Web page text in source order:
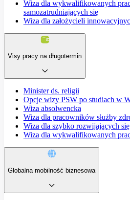
Wiza dla wykwalifikowanych
samozatrudniających się
Wiza dla założycieli
Visy pracy na długotermin
Minister ds. religii
Opcje wizy PSW po studiach w
Wiza absolwencka
Wiza dla pracowników służby
Wiza dla szybko rozwijających
Wiza dla wykwalifikowanych
Globalna mobilność biznesowa